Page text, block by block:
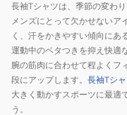
長袖Tシャツは、季節の変わ
メンズにとって欠かせないア
く、汗をかきやすい傾向にあ
運動中のベタつきを抑え快適
腕の筋肉に合わせて程よくフ
段にアップします。 長袖Tシ
大きく動かすスポーツに最適
う。